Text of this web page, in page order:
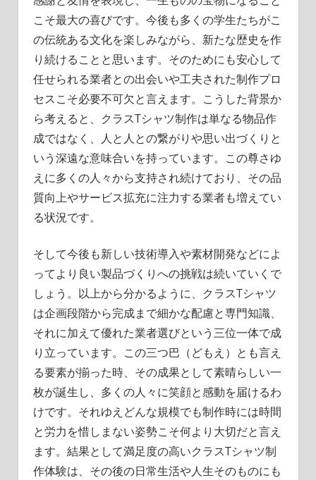
こそ最大の喜びです。今後も多くの学生たちがこ
の伝統ある文化を楽しみながら、新たな歴史を作
り続けることと思います。そのためにも安心して
任せられる業者との出会いや工夫された制作プロ
セスこそ必要不可欠と言えます。こうした背景か
ら考えると、クラスTシャツ制作は単なる物品作
成ではなく、人と人との繋がりや思い出づくりと
いう深遠な意味合いを持っています。この尊さゆ
えに多くの人々から支持され続けており、その品
質向上やサービス拡充に注力する業者も増えてい
る状況です。
そして今後も新しい技術導入や素材開発などによ
ってより良い製品づくりへの挑戦は続いていくで
しょう。以上から分かるように、クラスTシャツ
は企画段階から完成まで細かな配慮と専門知識、
それに加えて優れた業者選びという三位一体で成
り立っています。この三つ巴（どもえ）とも言え
る要素が揃った時、その成果として素晴らしい一
枚が誕生し、多くの人々に笑顔と感動を届けるわ
けです。それゆえどんな規模でも制作時には時間
と労力を惜しまない姿勢こそ何より大切だと言え
ます。結果として満足度の高いクラスTシャツ制
作体験は、その後の日常生活や人生そのものにも